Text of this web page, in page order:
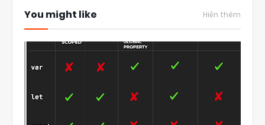
You might like Hiện thêm